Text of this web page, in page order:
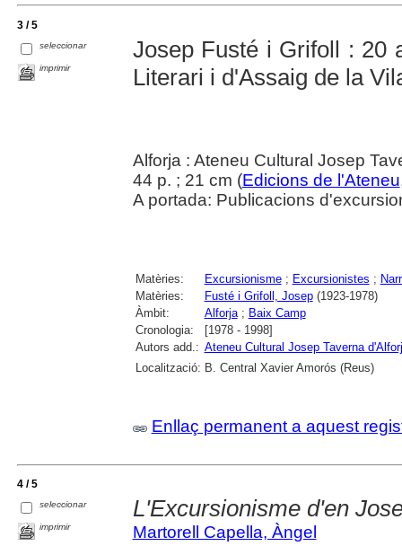
3 / 5
seleccionar
imprimir
Josep Fusté i Grifoll : 20
Literari i d'Assaig de la
Alforja : Ateneu Cultural Josep
44 p. ; 21 cm (Edicions de l'Ateneu
A portada: Publicacions
Matèries: Excursionisme; Excursionistes ;
Matèries:
Fusté i Grifoll, Josep(1923-1978)
Àmbit:
Alforja; Baix Camp
Cronologia:
[1978 - 1998]
Autors add.: Ateneu Cultural Josep Taverna
Localització: B. Central Xavier Amorós (Reus)
Enllaç permanent a aquest
4 / 5
seleccionar
imprimir
L'Excursionisme d'en
Martorell Capella, Àngel